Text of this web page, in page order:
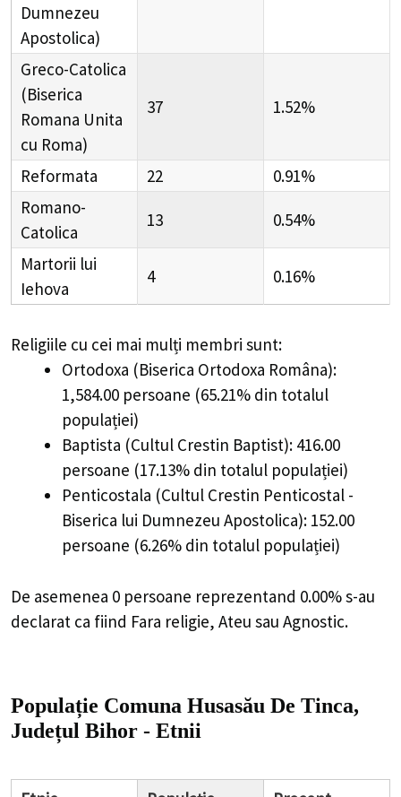
Dumnezeu
Apostolica)
Greco-Catolica
(Biserica
Romana Unita
cu Roma)
37 1.52%
Reformata 22
0.91%
Romano-
Catolica
13 0.54%
Martorii lui
Iehova
4 0.16%
Religiile cu cei mai mulți membri sunt:
Ortodoxa (Biserica Ortodoxa Româna):
1,584.00 persoane (65.21% din totalul
populației)
Baptista (Cultul Crestin Baptist): 416.00
persoane (17.13% din totalul populației)
Penticostala (Cultul Crestin Penticostal -
Biserica lui Dumnezeu Apostolica): 152.00
persoane (6.26% din totalul populației)
De asemenea 0 persoane reprezentand 0.00% s-au
declarat ca fiind Fara religie, Ateu sau Agnostic.
Populație Comuna Husasău De Tinca,
Județul Bihor - Etnii